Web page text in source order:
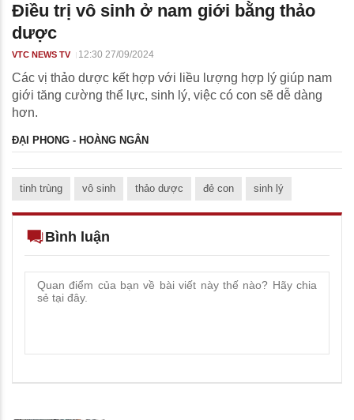
Điều trị vô sinh ở nam giới bằng thảo
dược
VTC NEWS TV 12:30 27/09/2024
Các vị thảo dược kết hợp với liều lượng hợp lý giúp nam
giới tăng cường thể lực, sinh lý, việc có con sẽ dễ dàng
hơn.
ĐẠI PHONG - HOÀNG NGÂN
tinh trùng vô sinh thảo dược đẻ con sinh lý
Bình luận